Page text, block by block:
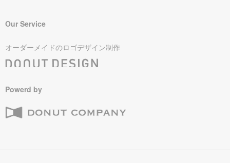
Our Service
オーダーメイドのロゴデザイン制作
Powerd by